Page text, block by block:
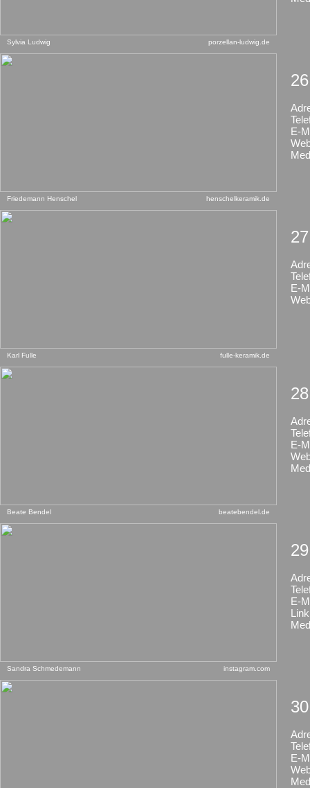
Sylvia Ludwig porzellan-ludwig.de
E-
Friedemann Henschel henschelkeramik.de
E-
Karl Fulle fulle-keramik.de
E-
Beate Bendel beatebendel.de
E-
Sandra Schmedemann instagram.com
E-